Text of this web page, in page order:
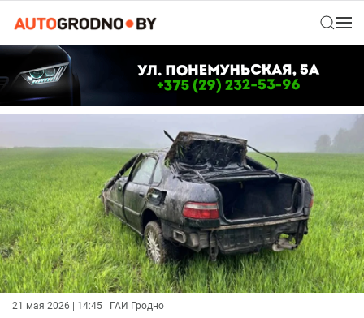
21 мая 2026 | 14:45 | ГАИ Гродно